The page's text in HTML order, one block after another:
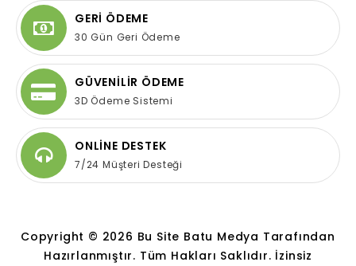
GERİ ÖDEME
30 Gün Geri Ödeme
GÜVENİLİR ÖDEME
3D Ödeme Sistemi
ONLİNE DESTEK
7/24 Müşteri Desteği
Copyright © 2026 Bu Site Batu Medya Tarafından
Hazırlanmıştır. Tüm Hakları Saklıdır. İzinsiz